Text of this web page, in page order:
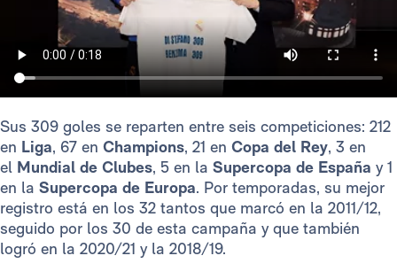
Sus 309 goles se reparten entre seis competiciones: 212
en Liga, 67 en Champions, 21 en Copa del Rey, 3 en
el Mundial de Clubes, 5 en la Supercopa de España y 1
en la Supercopa de Europa. Por temporadas, su mejor
registro está en los 32 tantos que marcó en la 2011/12,
seguido por los 30 de esta campaña y que también
logró en la 2020/21 y la 2018/19.